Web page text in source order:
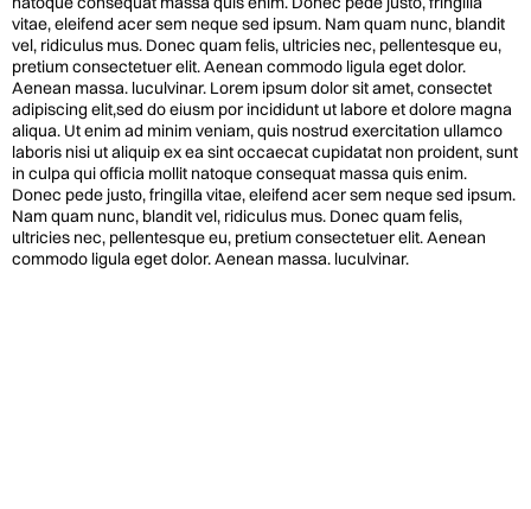
vitae, eleifend acer sem neque sed ipsum. Nam quam nunc, blandit
vel, ridiculus mus. Donec quam felis, ultricies nec, pellentesque eu,
pretium consectetuer elit. Aenean commodo ligula eget dolor.
Aenean massa. luculvinar. Lorem ipsum dolor sit amet, consectet
adipiscing elit,sed do eiusm por incididunt ut labore et dolore magna
aliqua. Ut enim ad minim veniam, quis nostrud exercitation ullamco
laboris nisi ut aliquip ex ea sint occaecat cupidatat non proident, sunt
in culpa qui officia mollit natoque consequat massa quis enim.
Donec pede justo, fringilla vitae, eleifend acer sem neque sed ipsum.
Nam quam nunc, blandit vel, ridiculus mus. Donec quam felis,
ultricies nec, pellentesque eu, pretium consectetuer elit. Aenean
commodo ligula eget dolor. Aenean massa. luculvinar.